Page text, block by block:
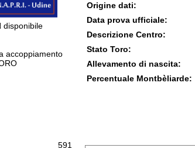
disponibile
accoppiamento
Origine dati:
Data prova ufficiale:
Descrizione Centro:
Stato Toro:
Allevamento di nascita:
Percentuale Montbèliarde:
591